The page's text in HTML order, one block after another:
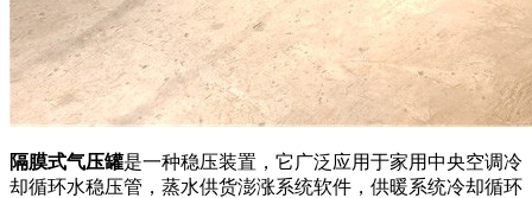
隔膜式气压罐是一种稳压装置，它广泛应用于家用中央空调冷
却循环水稳压管，蒸水供货澎涨系统软件，供暖系统冷却循环